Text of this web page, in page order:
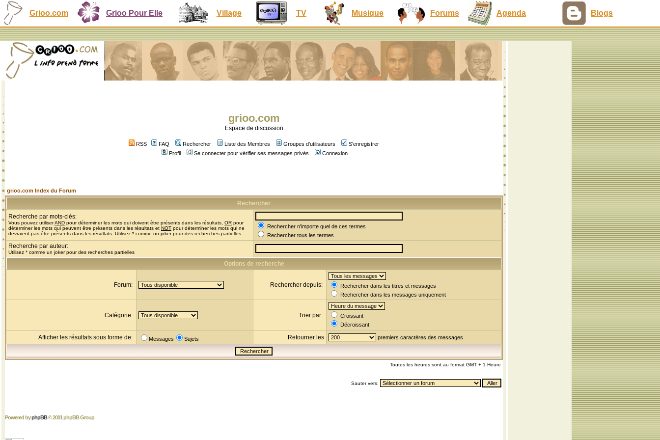
Grioo.com Grioo Pour Elle Village TV Musique Forums Agenda Blogs
grioo.com
Espace de discussion
RSS FAQ Rechercher Liste des Membres Groupes d'utilisateurs
S'enregistrer
Profil
Se connecter pour vérifier ses messages privés Connexion
grioo.com Index du Forum
Rechercher
Recherche par mots-clés:
Vous pouvez utiliserAND pour déterminer les mots qui doivent être présents dans les résultats, OR pour
déterminer les mots qui peuvent être présents dans les résultats et NOT pour déterminer les mots qui ne
devraient pas être présents dans les résultats. Utilisez * comme un joker pour des recherches partielles
Rechercher n'importe quel de ces termes
Rechercher tous les termes
Recherche par auteur:
Utilisez * comme un joker pour des recherches partielles
Options de recherche
Forum: Rechercher depuis:
Rechercher dans les titres et messages
Rechercher dans les messages uniquement
Catégorie: Trier par:
Croissant
Décroissant
Afficher les résultats sous forme de: Messages Sujets Retourner les premiers caractères des messages
Toutes les heures sont au format GMT + 1 Heure
Sauter vers:
Powered byphpBB© 2001 phpBB Group